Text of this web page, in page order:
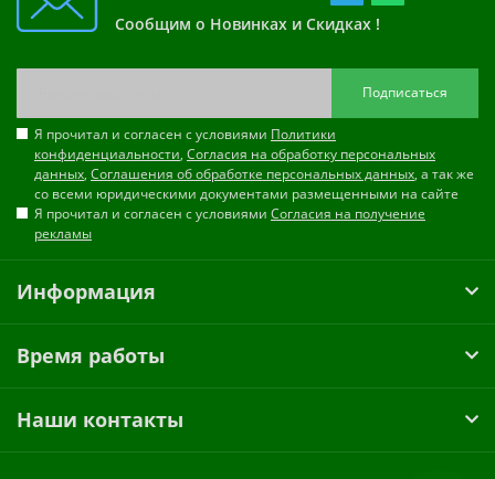
Сообщим о Новинках и Скидках !
Подписаться
Я прочитал и согласен с условиями Политики
конфиденциальности, Согласия на обработку персональных
данных, Соглашения об обработке персональных данных, а так же
со всеми юридическими документами размещенными на сайте
Я прочитал и согласен с условиями Согласия на получение
рекламы
Информация
Время работы
Наши контакты